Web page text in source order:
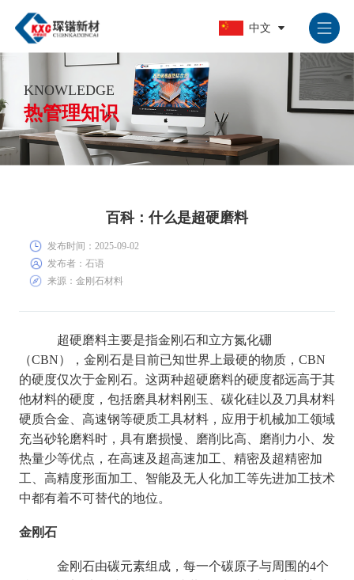
中文
中文
KNOWLEDGE
热管理知识
百科：什么是超硬磨料
发布时间：2025-09-02
发布者：石语
来源：金刚石材料
超硬磨料主要是指金刚石和立方氮化硼
（CBN），金刚石是目前已知世界上最硬的物质，CBN
的硬度仅次于金刚石。这两种超硬磨料的硬度都远高于其
他材料的硬度，包括磨具材料刚玉、碳化硅以及刀具材料
硬质合金、高速钢等硬质工具材料，应用于机械加工领域
充当砂轮磨料时，具有磨损慢、磨削比高、磨削力小、发
热量少等优点，在高速及超高速加工、精密及超精密加
工、高精度形面加工、智能及无人化加工等先进加工技术
中都有着不可替代的地位。
金刚石
金刚石由碳元素组成，每一个碳原子与周围的4个